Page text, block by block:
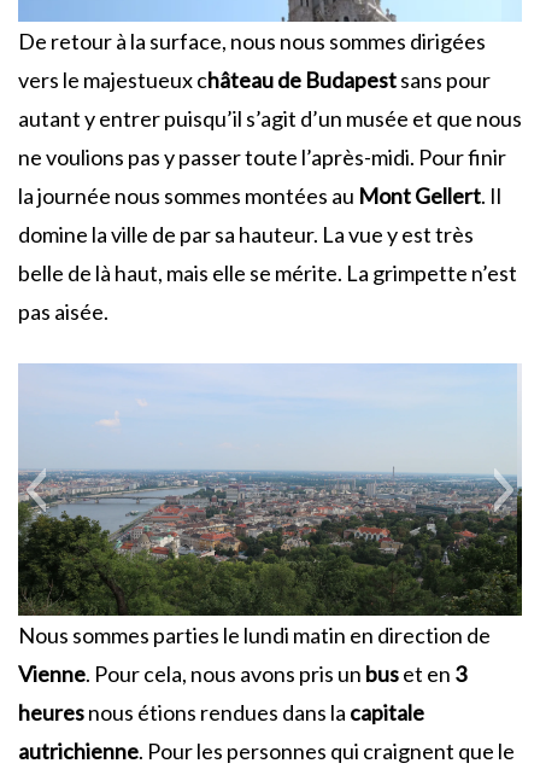
De retour à la surface, nous nous sommes dirigées
vers le majestueux château de Budapestsans pour
autant y entrer puisqu’il s’agit d’un musée et que nous
ne voulions pas y passer toute l’après-midi. Pour finir
la journée nous sommes montées au Mont Gellert. Il
domine la ville de par sa hauteur. La vue y est très
belle de là haut, mais elle se mérite. La grimpette n’est
pas aisée.
Nous sommes parties le lundi matin en direction de
Vienne. Pour cela, nous avons pris un buset en 3
heuresnous étions rendues dans la capitale
autrichienne. Pour les personnes qui craignent que le